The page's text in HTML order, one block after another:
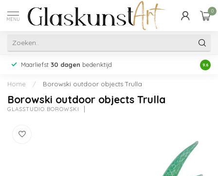
MENU
0
Maarliefst 30 dagen bedenktijd 9.6
Home / Borowski outdoor objects Trulla
Borowski outdoor objects Trulla
GLASSTUDIO BOROWSKI